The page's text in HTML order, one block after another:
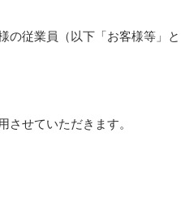
の従業員（以下「お客様等」と
せていただきます。